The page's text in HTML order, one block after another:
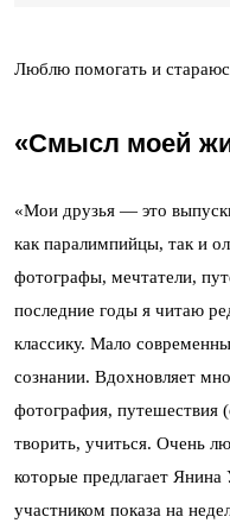
Люблю помогать и
«Смысл моей
«Мои друзья — это
как паралимпийцы, так и
фотографы, мечтатели,
последние годы я читаю
классику. Мало
сознании. Вдохновляет
фотография,
творить, учиться. Очень
которые предлагает Янина
участником показа на